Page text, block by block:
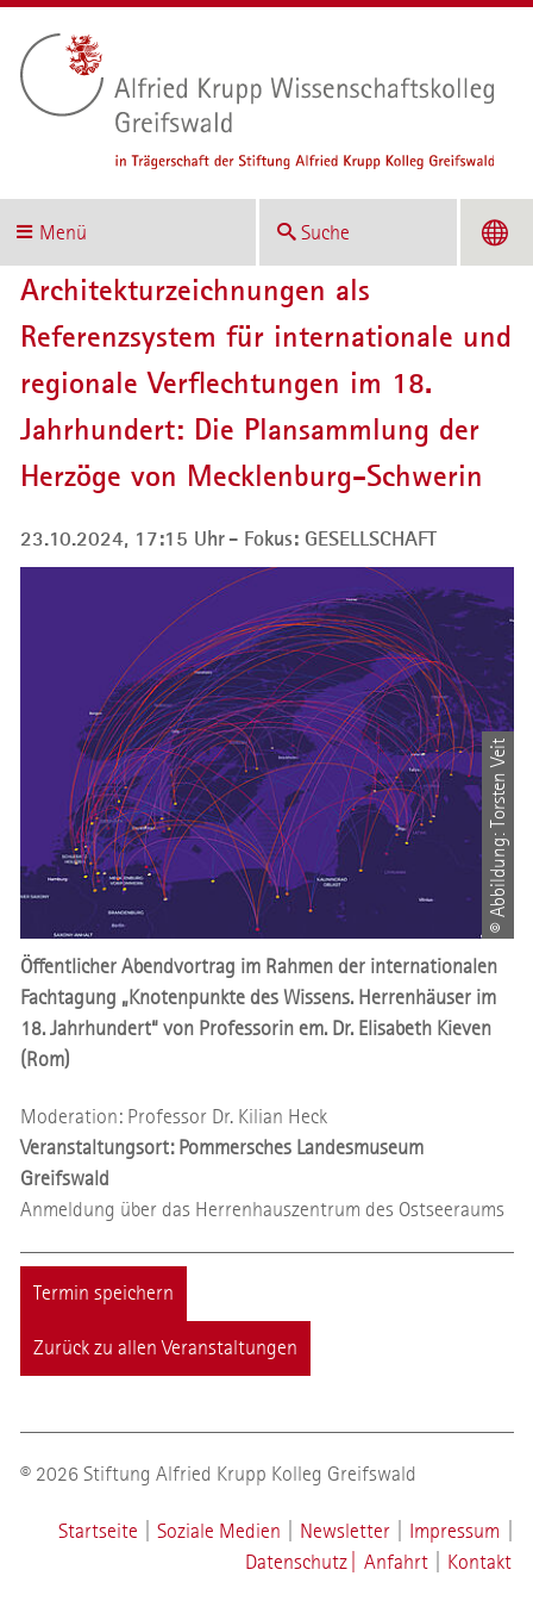
Menü Suche
Architekturzeichnungen als
Referenzsystem für internationale und
regionale Verflechtungen im 18.
Jahrhundert: Die Plansammlung der
Herzöge von Mecklenburg-Schwerin
23.10.2024, 17:15 Uhr Fokus: GESELLSCHAFT
© Abbildung: Torsten Veit
Öffentlicher Abendvortrag im Rahmen der internationalen
Fachtagung „Knotenpunkte des Wissens. Herrenhäuser im
18. Jahrhundert“ von Professorin em. Dr. Elisabeth Kieven
(Rom)
Moderation: Professor Dr. Kilian Heck
Veranstaltungsort: Pommersches Landesmuseum
Greifswald
Anmeldung über das Herrenhauszentrum des Ostseeraums
Termin speichern
Zurück zu allen Veranstaltungen
© 2026 Stiftung Alfried Krupp Kolleg Greifswald
Startseite Soziale Medien Newsletter Impressum
Datenschutz
Anfahrt Kontakt